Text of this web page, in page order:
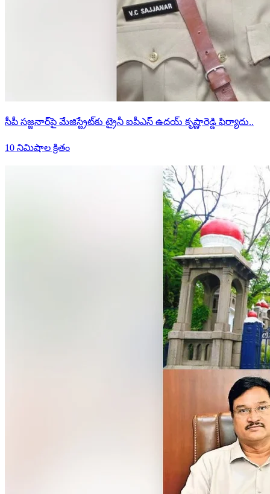
సీపీ సజ్జనార్‌పై మేజిస్ట్రేట్‌కు ట్రైనీ ఐపీఎస్ ఉదయ్ కృష్ణారెడ్డి ఫిర్యాదు..
10 నిమిషాల క్రితం